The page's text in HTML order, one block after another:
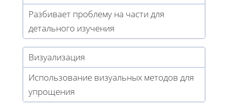
Разбивает проблему на части для
детального изучения
Визуализация
Использование визуальных методов для
упрощения